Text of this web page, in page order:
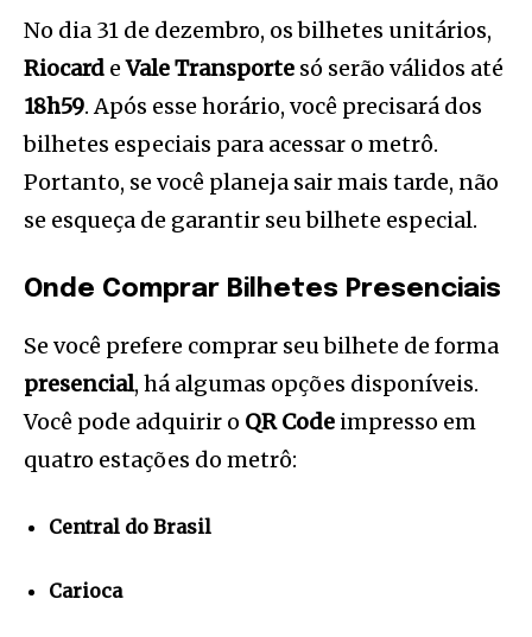
No dia 31 de dezembro, os bilhetes unitários,
Riocard eVale Transporte só serão válidos até
18h59. Após esse horário, você precisará dos
bilhetes especiais para acessar o metrô.
Portanto, se você planeja sair mais tarde, não
se esqueça de garantir seu bilhete especial.
Onde Comprar Bilhetes Presenciais
Se você prefere comprar seu bilhete de forma
presencial, há algumas opções disponíveis.
Você pode adquirir o QR Code impresso em
quatro estações do metrô:
Central do Brasil
Carioca